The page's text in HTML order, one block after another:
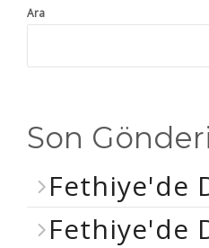
Ara
Son
Fethiye'de
Fethiye'de